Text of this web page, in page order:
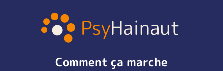
Comment ça marche